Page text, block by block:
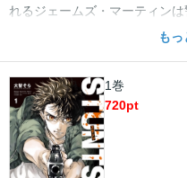
れるジェームズ・マーティン
へとやってきた。検事である
れているのか。陰謀渦巻く摩
クライム・サスペンス開幕！
れるジェームズ・マーティン
め、ニューヨークへとやって
８年ぶりの再会を果たしたジ
もっ
1巻
720pt